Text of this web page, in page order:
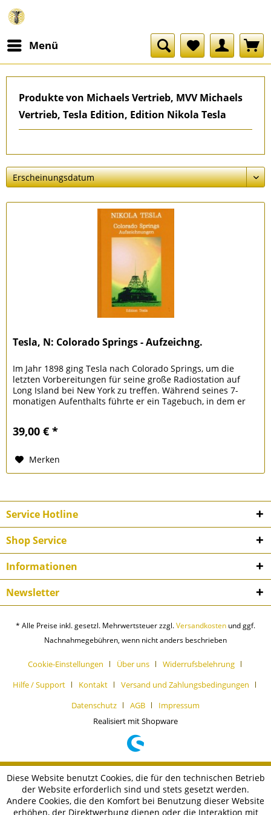
Menü
Produkte von Michaels Vertrieb, MVV Michaels
Vertrieb, Tesla Edition, Edition Nikola Tesla
Tesla, N: Colorado Springs - Aufzeichng.
Im Jahr 1898 ging Tesla nach Colorado Springs, um die
letzten Vorbereitungen für seine große Radiostation auf
Long Island bei New York zu treffen. Während seines 7-
monatigen Aufenthalts führte er ein Tagebuch, in dem er
39,00 € *
Merken
Service Hotline
Shop Service
Informationen
Newsletter
* Alle Preise inkl. gesetzl. Mehrwertsteuer zzgl.Versandkosten und ggf.
Nachnahmegebühren, wenn nicht anders beschrieben
Cookie-Einstellungen Über uns
Widerrufsbelehrung
Hilfe / Support
Kontakt
Versand und Zahlungsbedingungen
Datenschutz
AGB
Impressum
Realisiert mit Shopware
Diese Website benutzt Cookies, die für den technischen Betrieb
der Website erforderlich sind und stets gesetzt werden.
Andere Cookies, die den Komfort bei Benutzung dieser Website
erhöhen, der Direktwerbung dienen oder die Interaktion mit